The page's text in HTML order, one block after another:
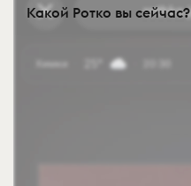
Какой Ротко вы сейчас?